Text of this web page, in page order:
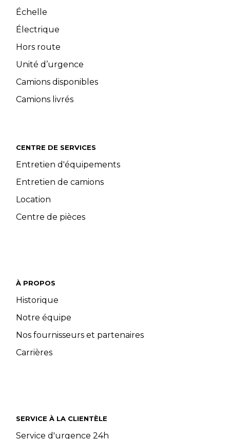
Échelle
Électrique
Hors route
Unité d’urgence
Camions disponibles
Camions livrés
CENTRE DE SERVICES
Entretien d'équipements
Entretien de camions
Location
Centre de pièces
À PROPOS
Historique
Notre équipe
Nos fournisseurs et partenaires
Carrières
SERVICE À LA CLIENTÈLE
Service d'urgence 24h